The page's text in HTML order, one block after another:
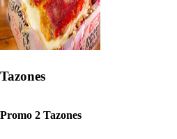
Tazones
Promo 2 Tazones